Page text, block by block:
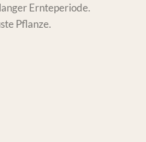
Ernteperiode.
Pflanze.